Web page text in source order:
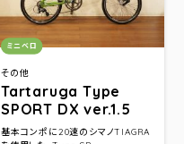
その他
Tartaruga Type
SPORT DX ver.1.5
カテゴリ：
ミニベロ
基本コンポに20速のシマノTIAGRA